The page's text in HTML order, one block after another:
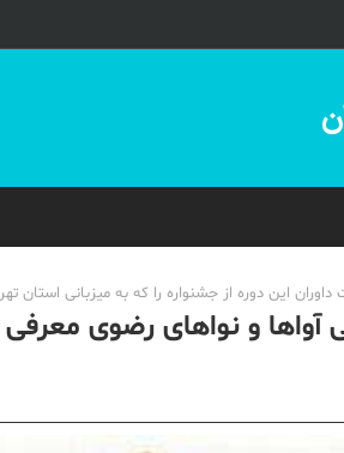
این دوره از جشنواره را که به میزبانی استان
آواها و نواهای رضوی